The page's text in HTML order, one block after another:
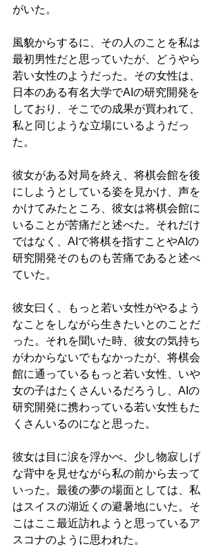
がいた。
風貌からするに、その人のことを私は
最初男性だと思っていたが、どうやら
若い女性のようだった。その女性は、
日本のある有名大学でAIの研究開発を
しており、そこでの成果が買われて、
私と同じような立場にいるようだっ
た。
彼女がある対局を終え、将棋会館を後
にしようとしている姿を見かけ、声を
かけてみたところ、彼女は将棋会館に
いることが苦痛だと述べた。それだけ
ではなく、AIで将棋を指すことやAIの
研究開発そのものも苦痛であると述べ
ていた。
彼女曰く、もっと若い女性がやるよう
なことをしながら生きたいとのことだ
った。それを聞いた時、彼女の気持ち
がわからないでもなかったが、将棋会
館に通っているもっと若い女性、いや
女の子はたくさんいるだろうし、AIの
研究開発に携わっている若い女性もた
くさんいるのになと思った。
彼女は目に涙を浮かべ、少し物寂しげ
な背中を見せながら私の前から去って
いった。最後の夢の場面としては、私
はスイスの湖近くの避暑地にいた。そ
こはここ最近訪れようと思っているア
スコナのように思われた。